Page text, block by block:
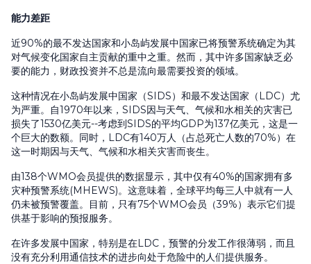
能力差距
近90%的最不发达国家和小岛屿发展中国家已将预警系统确定为其
对气候变化国家自主贡献的重中之重。然而，其中许多国家缺乏必
要的能力，财政投资并不总是流向最需要投资的领域。
这种情况在小岛屿发展中国家（SIDS）和最不发达国家（LDC）尤
为严重。自1970年以来，SIDS因与天气、气候和水相关的灾害已
损失了1530亿美元--考虑到SIDS的平均GDP为137亿美元，这是一
个巨大的数额。同时，LDC有140万人（占总死亡人数的70%）在
这一时期因与天气、气候和水相关灾害而丧生。
由138个WMO会员提供的数据显示，其中仅有40%的国家拥有多
灾种预警系统(MHEWS)。这意味着，全球平均每三人中就有一人
仍未被预警覆盖。目前，只有75个WMO会员（39%）表示它们提
供基于影响的预报服务。
在许多发展中国家，特别是在LDC，预警的分发工作很薄弱，而且
没有充分利用通信技术的进步向处于危险中的人们提供服务。